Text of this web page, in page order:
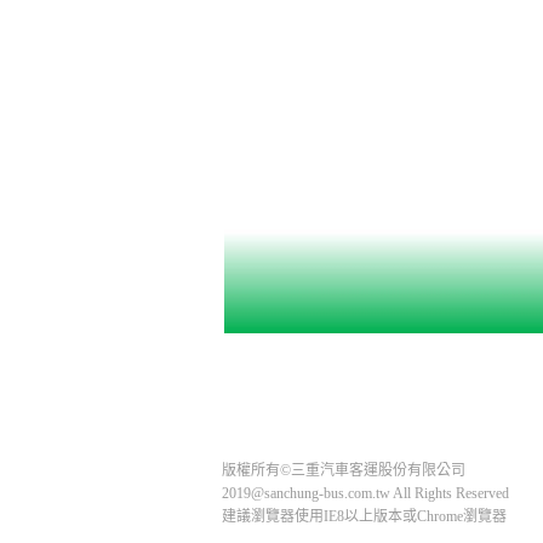
版權所有©三重汽車客運股份有限公司
2019@sanchung-bus.com.tw All Rights Reserved
建議瀏覽器使用IE8以上版本或Chrome瀏覽器